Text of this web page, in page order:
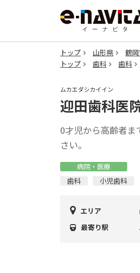
トップ 山形県 鶴
トップ
歯科 歯科
ムカエダシカイイン
迎田歯科医
0才児から高齢者
さい。
病院・医療
歯科
小児歯科
エリア
最寄り駅